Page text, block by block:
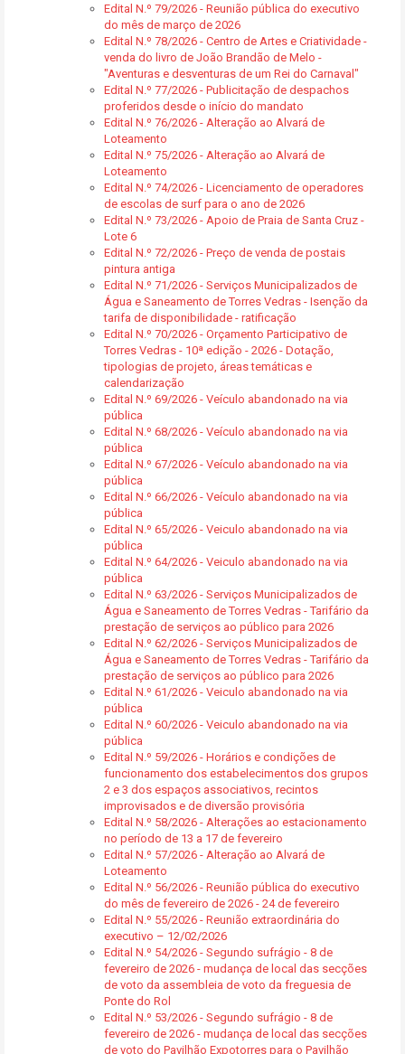
Edital N.º 79/2026 - Reunião pública do executivo
do mês de março de 2026
Edital N.º 78/2026 - Centro de Artes e Criatividade -
venda do livro de João Brandão de Melo -
"Aventuras e desventuras de um Rei do Carnaval"
Edital N.º 77/2026 - Publicitação de despachos
proferidos desde o início do mandato
Edital N.º 76/2026 - Alteração ao Alvará de
Loteamento
Edital N.º 75/2026 - Alteração ao Alvará de
Loteamento
Edital N.º 74/2026 - Licenciamento de operadores
de escolas de surf para o ano de 2026
Edital N.º 73/2026 - Apoio de Praia de Santa Cruz -
Lote 6
Edital N.º 72/2026 - Preço de venda de postais
pintura antiga
Edital N.º 71/2026 - Serviços Municipalizados de
Água e Saneamento de Torres Vedras - Isenção da
tarifa de disponibilidade - ratificação
Edital N.º 70/2026 - Orçamento Participativo de
Torres Vedras - 10ª edição - 2026 - Dotação,
tipologias de projeto, áreas temáticas e
calendarização
Edital N.º 69/2026 - Veículo abandonado na via
pública
Edital N.º 68/2026 - Veículo abandonado na via
pública
Edital N.º 67/2026 - Veículo abandonado na via
pública
Edital N.º 66/2026 - Veículo abandonado na via
pública
Edital N.º 65/2026 - Veiculo abandonado na via
pública
Edital N.º 64/2026 - Veiculo abandonado na via
pública
Edital N.º 63/2026 - Serviços Municipalizados de
Água e Saneamento de Torres Vedras - Tarifário da
prestação de serviços ao público para 2026
Edital N.º 62/2026 - Serviços Municipalizados de
Água e Saneamento de Torres Vedras - Tarifário da
prestação de serviços ao público para 2026
Edital N.º 61/2026 - Veiculo abandonado na via
pública
Edital N.º 60/2026 - Veiculo abandonado na via
pública
Edital N.º 59/2026 - Horários e condições de
funcionamento dos estabelecimentos dos grupos
2 e 3 dos espaços associativos, recintos
improvisados e de diversão provisória
Edital N.º 58/2026 - Alterações ao estacionamento
no período de 13 a 17 de fevereiro
Edital N.º 57/2026 - Alteração ao Alvará de
Loteamento
Edital N.º 56/2026 - Reunião pública do executivo
do mês de fevereiro de 2026 - 24 de fevereiro
Edital N.º 55/2026 - Reunião extraordinária do
executivo – 12/02/2026
Edital N.º 54/2026 - Segundo sufrágio - 8 de
fevereiro de 2026 - mudança de local das secções
de voto da assembleia de voto da freguesia de
Ponte do Rol
Edital N.º 53/2026 - Segundo sufrágio - 8 de
fevereiro de 2026 - mudança de local das secções
de voto do Pavilhão Expotorres para o Pavilhão